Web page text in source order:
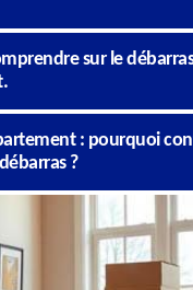
sur le débarras
: pourquoi
?